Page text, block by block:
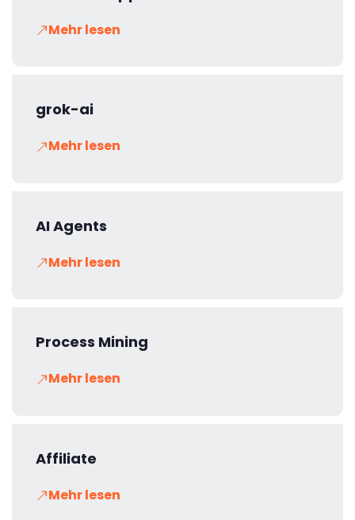
Mehr lesen
grok-ai
Mehr lesen
AI Agents
Mehr lesen
Process Mining
Mehr lesen
Affiliate
Mehr lesen